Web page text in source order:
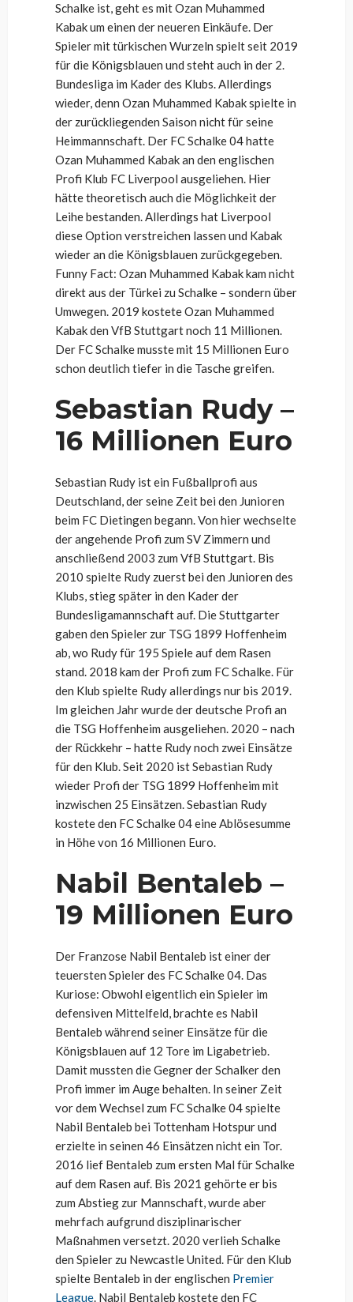
Schalke ist, geht es mit Ozan Muhammed
Kabak um einen der neueren Einkäufe. Der
Spieler mit türkischen Wurzeln spielt seit 2019
für die Königsblauen und steht auch in der 2.
Bundesliga im Kader des Klubs. Allerdings
wieder, denn Ozan Muhammed Kabak spielte in
der zurückliegenden Saison nicht für seine
Heimmannschaft. Der FC Schalke 04 hatte
Ozan Muhammed Kabak an den englischen
Profi Klub FC Liverpool ausgeliehen. Hier
hätte theoretisch auch die Möglichkeit der
Leihe bestanden. Allerdings hat Liverpool
diese Option verstreichen lassen und Kabak
wieder an die Königsblauen zurückgegeben.
Funny Fact: Ozan Muhammed Kabak kam nicht
direkt aus der Türkei zu Schalke – sondern über
Umwegen. 2019 kostete Ozan Muhammed
Kabak den VfB Stuttgart noch 11 Millionen.
Der FC Schalke musste mit 15 Millionen Euro
schon deutlich tiefer in die Tasche greifen.
Sebastian Rudy –
16 Millionen Euro
Sebastian Rudy ist ein Fußballprofi aus
Deutschland, der seine Zeit bei den Junioren
beim FC Dietingen begann. Von hier wechselte
der angehende Profi zum SV Zimmern und
anschließend 2003 zum VfB Stuttgart. Bis
2010 spielte Rudy zuerst bei den Junioren des
Klubs, stieg später in den Kader der
Bundesligamannschaft auf. Die Stuttgarter
gaben den Spieler zur TSG 1899 Hoffenheim
ab, wo Rudy für 195 Spiele auf dem Rasen
stand. 2018 kam der Profi zum FC Schalke. Für
den Klub spielte Rudy allerdings nur bis 2019.
Im gleichen Jahr wurde der deutsche Profi an
die TSG Hoffenheim ausgeliehen. 2020 – nach
der Rückkehr – hatte Rudy noch zwei Einsätze
für den Klub. Seit 2020 ist Sebastian Rudy
wieder Profi der TSG 1899 Hoffenheim mit
inzwischen 25 Einsätzen. Sebastian Rudy
kostete den FC Schalke 04 eine Ablösesumme
in Höhe von 16 Millionen Euro.
Nabil Bentaleb –
19 Millionen Euro
Der Franzose Nabil Bentaleb ist einer der
teuersten Spieler des FC Schalke 04. Das
Kuriose: Obwohl eigentlich ein Spieler im
defensiven Mittelfeld, brachte es Nabil
Bentaleb während seiner Einsätze für die
Königsblauen auf 12 Tore im Ligabetrieb.
Damit mussten die Gegner der Schalker den
Profi immer im Auge behalten. In seiner Zeit
vor dem Wechsel zum FC Schalke 04 spielte
Nabil Bentaleb bei Tottenham Hotspur und
erzielte in seinen 46 Einsätzen nicht ein Tor.
2016 lief Bentaleb zum ersten Mal für Schalke
auf dem Rasen auf. Bis 2021 gehörte er bis
zum Abstieg zur Mannschaft, wurde aber
mehrfach aufgrund disziplinarischer
Maßnahmen versetzt. 2020 verlieh Schalke
den Spieler zu Newcastle United. Für den Klub
spielte Bentaleb in der englischen Premier
League. Nabil Bentaleb kostete den FC